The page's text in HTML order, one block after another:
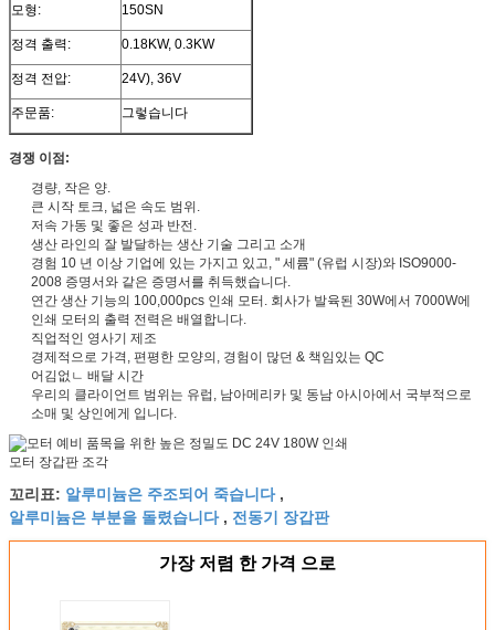
모형: 150SN
정격 출력: 0.18KW, 0.3KW
정격 전압: 24V), 36V
주문품: 그렇습니다
경쟁 이점:
경량, 작은 양.
큰 시작 토크, 넓은 속도 범위.
저속 가동 및 좋은 성과 반전.
생산 라인의 잘 발달하는 생산 기술 그리고 소개
경험 10 년 이상 기업에 있는 가지고 있고, " 세륨" (유럽 시장)와 ISO9000-
2008 증명서와 같은 증명서를 취득했습니다.
연간 생산 기능의 100,000pcs 인쇄 모터. 회사가 발육된 30W에서 7000W에
인쇄 모터의 출력 전력은 배열합니다.
직업적인 영사기 제조
경제적으로 가격, 편평한 모양의, 경험이 많던 & 책임있는 QC
어김없ㄴ 배달 시간
우리의 클라이언트 범위는 유럽, 남아메리카 및 동남 아시아에서 국부적으로
소매 및 상인에게 입니다.
꼬리표: 알루미늄은 주조되어 죽습니다,
알루미늄은 부분을 돌렸습니다, 전동기 장갑판
가장 저렴 한 가격 으로